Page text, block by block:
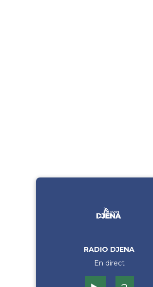
RADIO DJENA
En direct